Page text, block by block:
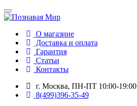
О магазине
Доставка и оплата
Гарантия
Статьи
Контакты
г. Москва, ПН-ПТ 10:00-19:00
8(499)396-35-49